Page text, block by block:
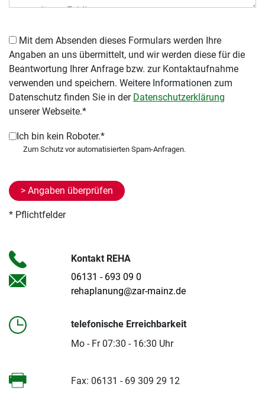
Angaben an uns übermittelt, und wir werden diese für die
Beantwortung Ihrer Anfrage bzw. zur Kontaktaufnahme
verwenden und speichern. Weitere Informationen zum
Datenschutz finden Sie in der Datenschutzerklärung
unserer Webseite.*
Ich bin kein Roboter.*
* Pflichtfelder
Kontakt REHA
06131 - 693 09 0
rehaplanung@zar-mainz.de
telefonische Erreichbarkeit
Mo - Fr 07:30 - 16:30 Uhr
Fax: 06131 - 69 309 29 12